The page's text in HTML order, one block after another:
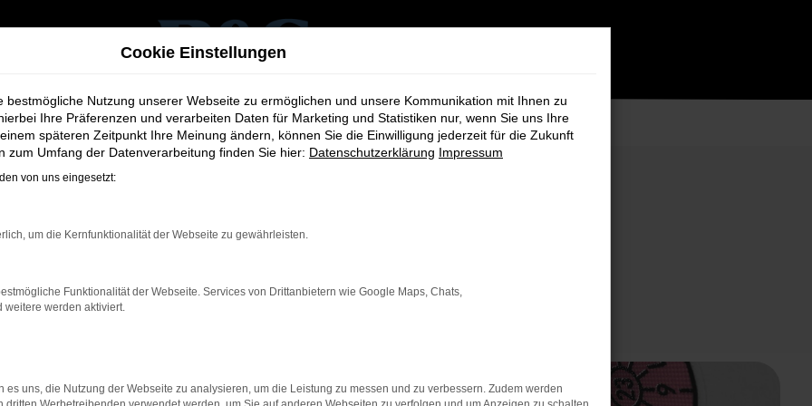
sichern Sie sich Ihr Traumfahrzeug zum Bestpreis.
Cookie Einstellungen
bestmögliche Nutzung unserer Webseite zu ermöglichen und unsere Kommunikation mit Ihnen zu
Ihre Präferenzen und verarbeiten Daten für Marketing und Statistiken nur, wenn Sie uns Ihre
späteren Zeitpunkt Ihre Meinung ändern, können Sie die Einwilligung jederzeit für die Zukunft
zum Umfang der Datenverarbeitung finden Sie hier: Datenschutzerklärung Impressum
von uns eingesetzt:
um die Kernfunktionalität der Webseite zu gewährleisten.
Funktionalität der Webseite. Services von Drittanbietern wie Google Maps, Chats,
weitere werden aktiviert.
es uns, die Nutzung der Webseite zu analysieren, um die Leistung zu messen und zu verbessern. Zudem werden